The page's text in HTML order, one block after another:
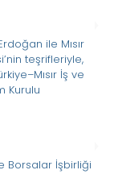
ile Mısır
teşrifleriyle,
İş ve
Kurulu
Borsalar İşbirliği